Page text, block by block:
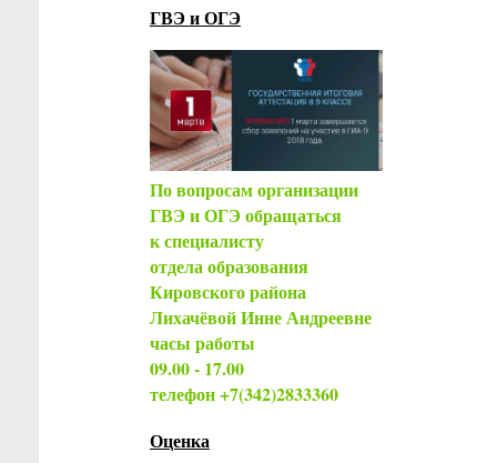
ГВЭ и ОГЭ
По вопросам организации
ГВЭ и ОГЭ обращаться
к специалисту
отдела образования
Кировского района
Лихачёвой Инне Андреевне
часы работы
09.00 - 17.00
телефон +7(342)2833360
Оценка